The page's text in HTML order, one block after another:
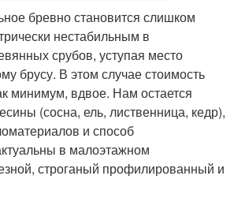
бревно становится слишком
нестабильным в
срубов, уступая место
брусу. В этом случае стоимость
минимум, вдвое. Нам остается
(сосна, ель, лиственница, кедр),
и способ
в малоэтажном
строганый профилированный и